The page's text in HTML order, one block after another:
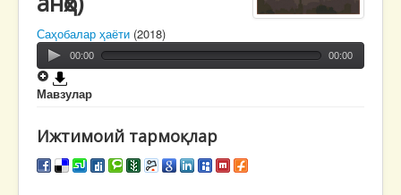
Саҳобалар ҳаёти (2018)
00:00 00:00
Мавзулар
Ижтимоий тармоқлар